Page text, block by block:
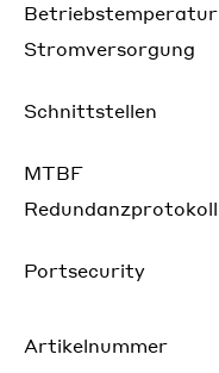
Betriebstemperatur
Stromversorgung
Schnittstellen
MTBF
Redundanzprotokoll
Portsecurity
Artikelnummer